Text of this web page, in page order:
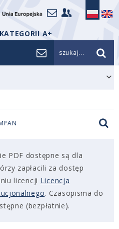
A+
szukaj...
PDF dostępne są dla
zapłacili za dostęp
licencji Licencja
. Czasopisma do
(bezpłatnie).